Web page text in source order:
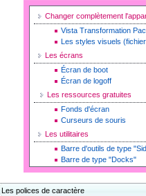
Changer complètement
Vista Transformation
Les styles visuels
Les écrans
Écran de boot
Écran de logoff
Les ressources gratuites
Fonds d'écran
Curseurs de souris
Les utilitaires
Barre d'outils de type
Barre de type "Docks"
Les polices de caractère